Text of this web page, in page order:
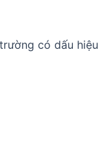
có dấu hiệu